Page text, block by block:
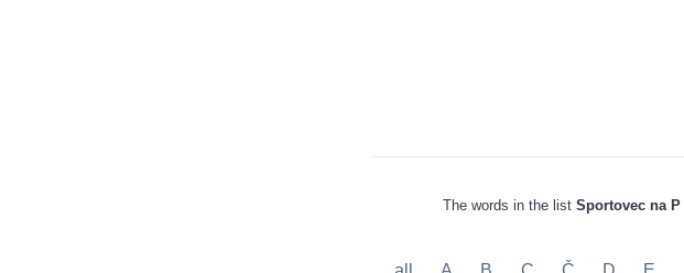
The words in the list Sportovec na P